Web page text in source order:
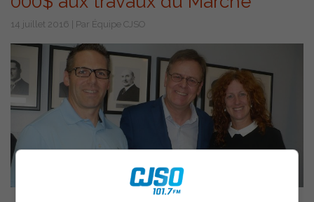
14 juillet 2016 | Par Équipe CJSO